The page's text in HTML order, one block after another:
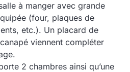
à manger avec grande
(four, plaques de
etc.). Un placard de
viennent compléter
2 chambres ainsi qu’une